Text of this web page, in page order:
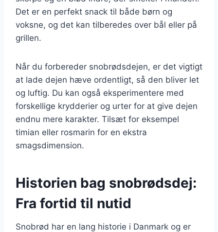
Det er en perfekt snack til både børn og
voksne, og det kan tilberedes over bål eller på
grillen.
Når du forbereder snobrødsdejen, er det vigtigt
at lade dejen hæve ordentligt, så den bliver let
og luftig. Du kan også eksperimentere med
forskellige krydderier og urter for at give dejen
endnu mere karakter. Tilsæt for eksempel
timian eller rosmarin for en ekstra
smagsdimension.
Historien bag snobrødsdej:
Fra fortid til nutid
Snobrød har en lang historie i Danmark og er